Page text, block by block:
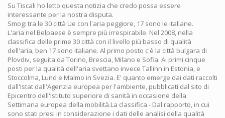
Su Tiscali ho letto questa notizia che credo possa essere
interessante per la nostra disputa.
Smog: tra le 30 città Ue con l'aria peggiore, 17 sono le italiane.
L'aria nel Belpaese è sempre più irrespirabile. Nel 2008, nella
classifica delle prime 30 città con il livello più basso di qualità
dell'aria, ben 17 sono italiane. Al primo posto c'è la città bulgara di
Plovdiv, seguita da Torino, Brescia, Milano e Sofia. Ai primi cinque
posti per la qualità dell'aria svettano invece Tallinn in Estonia, e
Stoccolma, Lund e Malmo in Svezia. E' quanto emerge dai dati raccolti
dall'Istat dall'Agenzia europea per l'ambiente, pubblicati dal sito di
Epicentro dell'Istituto superiore di sanità in occasione della
Settimana europea della mobilità.La classifica - Dal rapporto, in cui
sono stati presi in considerazione i dati delle analisi della qualità